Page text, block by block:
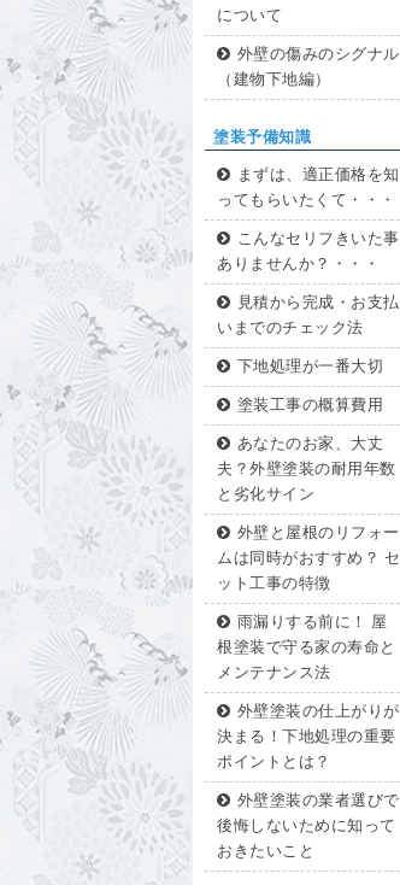
について
外壁の傷みのシグナル
（建物下地編）
塗装予備知識
まずは、適正価格を知
ってもらいたくて・・・
こんなセリフきいた事
ありませんか？・・・
見積から完成・お支払
いまでのチェック法
下地処理が一番大切
塗装工事の概算費用
あなたのお家、大丈
夫？外壁塗装の耐用年数
と劣化サイン
外壁と屋根のリフォー
ムは同時がおすすめ？ セ
ット工事の特徴
雨漏りする前に！ 屋
根塗装で守る家の寿命と
メンテナンス法
外壁塗装の仕上がりが
決まる！下地処理の重要
ポイントとは？
外壁塗装の業者選びで
後悔しないために知って
おきたいこと